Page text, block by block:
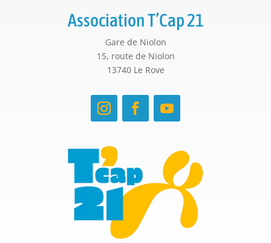
Association T’Cap 21
Gare de Niolon
15, route de Niolon
13740 Le Rove